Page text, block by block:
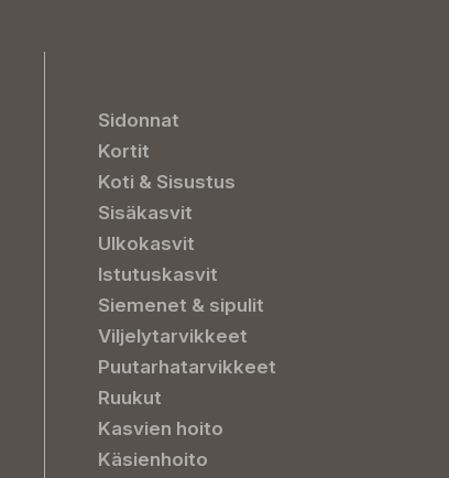
Sidonnat
Kortit
Koti & Sisustus
Sisäkasvit
Ulkokasvit
Istutuskasvit
Siemenet & sipulit
Viljelytarvikkeet
Puutarhatarvikkeet
Ruukut
Kasvien hoito
Käsienhoito